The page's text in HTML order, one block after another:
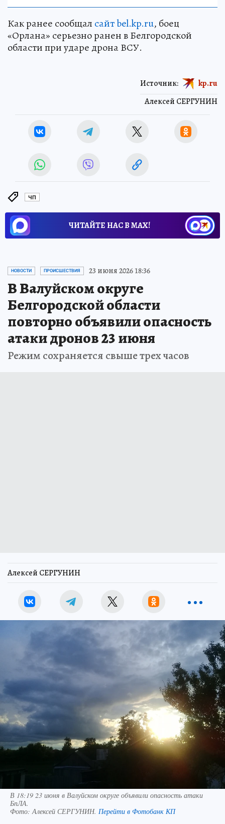
Как ранее сообщал сайт bel.kp.ru, боец
«Орлана» серьезно ранен в Белгородской
области при ударе дрона ВСУ.
Алексей СЕРГУНИН
Источник: kp.ru
ЧП
ЧИТАЙТЕ НАС В МАХ!
НОВОСТИ ПРОИСШЕСТВИЯ 23 июня 2026 18:36
В Валуйском округе
Белгородской области
повторно объявили опасность
атаки дронов 23 июня
Режим сохраняется свыше трех часов
Алексей СЕРГУНИН
В 18:19 23 июня в Валуйском округе объявили опасность атаки
БпЛА.
Фото:Алексей СЕРГУНИН. Перейти в Фотобанк КП